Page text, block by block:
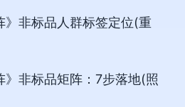
》非标品人群标签定位(重
非标品矩阵：7步落地(照